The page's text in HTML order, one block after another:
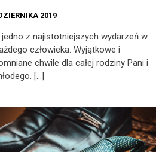
2019
jedno z najistotniejszych wydarzeń w
człowieka. Wyjątkowe i
chwile dla całej rodziny Pani i
[…]